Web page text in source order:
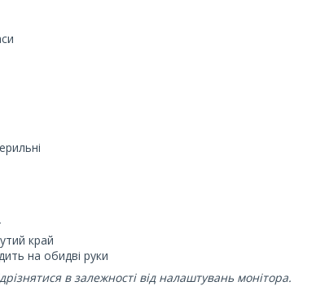
край
на обидві руки
в залежності від налаштувань монітора.